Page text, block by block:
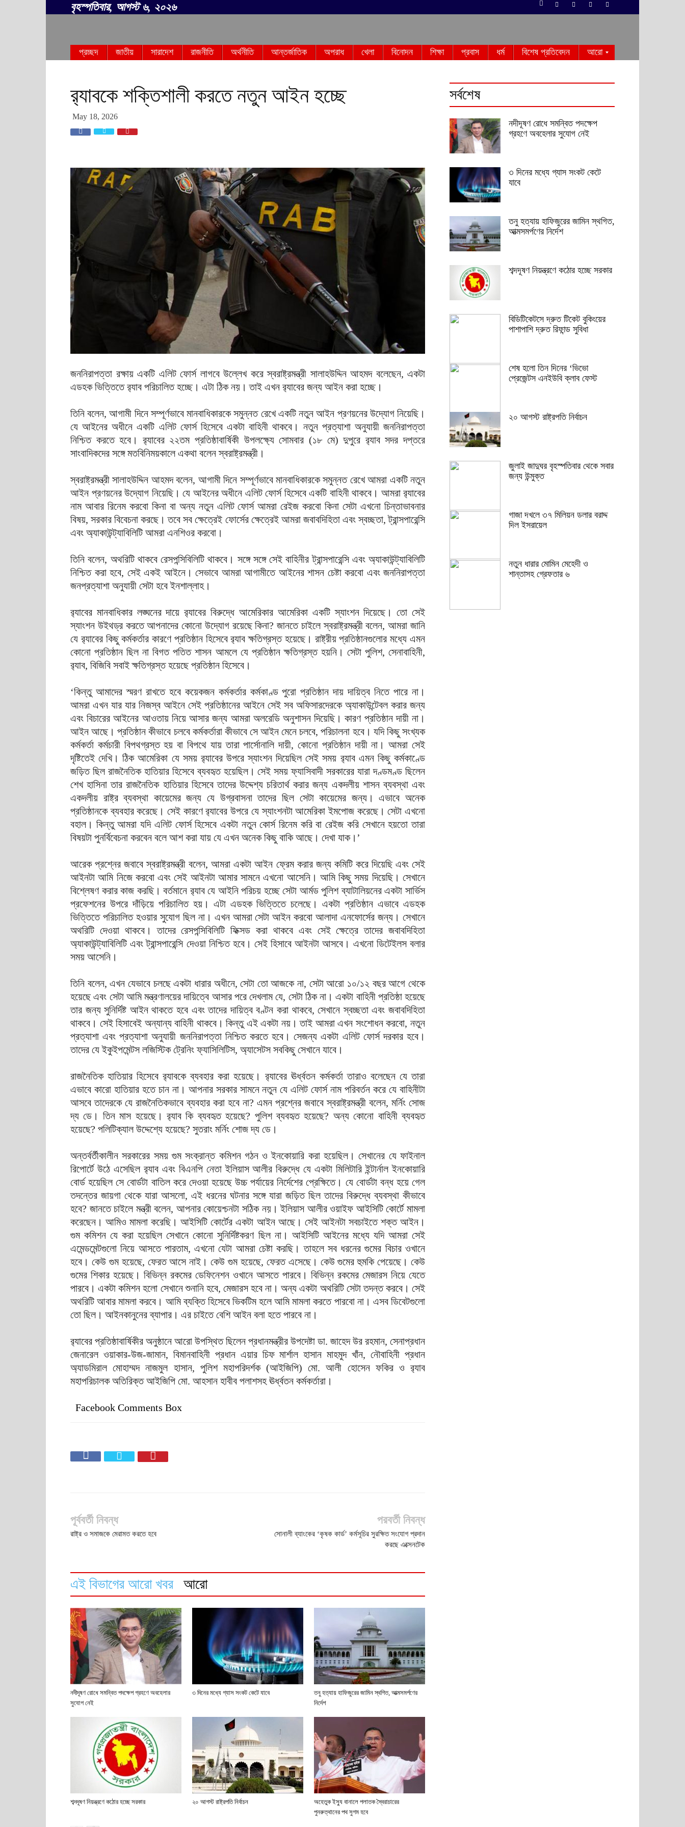
বৃহস্পতিবার, আগস্ট ৬, ২০২৬
বাংলা
প্রচ্ছদ জাতীয় সারাদেশ রাজনীতি অর্থনীতি আন্তর্জাতিক অপরাধ খেলা বিনোদন শিক্ষা প্রবাস ধর্ম বিশেষ প্রতিবেদন আরো
র‍্যাবকে শক্তিশালী করতে নতুন আইন হচ্ছে
May 18, 2026
জননিরাপত্তা রক্ষায় একটি এলিট ফোর্স লাগবে উল্লেখ করে স্বরাষ্ট্রমন্ত্রী সালাহউদ্দিন আহমদ বলেছেন, একটা
এডহক ভিত্তিতে র‍্যাব পরিচালিত হচ্ছে। এটা ঠিক নয়। তাই এখন র‍্যাবের জন্য আইন করা হচ্ছে।
তিনি বলেন, আগামী দিনে সম্পূর্ণভাবে মানবাধিকারকে সমুন্নত রেখে একটি নতুন আইন প্রণয়নের উদ্যোগ নিয়েছি।
যে আইনের অধীনে একটি এলিট ফোর্স হিসেবে একটা বাহিনী থাকবে। নতুন প্রত্যাশা অনুযায়ী জননিরাপত্তা
নিশ্চিত করতে হবে। র‌্যাবের ২২তম প্রতিষ্ঠাবার্ষিকী উপলক্ষ্যে সোমবার (১৮ মে) দুপুরে র‌্যাব সদর দপ্তরে
সাংবাদিকদের সঙ্গে মতবিনিময়কালে একথা বলেন স্বরাষ্ট্রমন্ত্রী।
স্বরাষ্ট্রমন্ত্রী সালাহউদ্দিন আহমদ বলেন, আগামী দিনে সম্পূর্ণভাবে মানবাধিকারকে সমুন্নত রেখে আমরা একটি নতুন
আইন প্রণয়নের উদ্যোগ নিয়েছি। যে আইনের অধীনে এলিট ফোর্স হিসেবে একটি বাহিনী থাকবে। আমরা র‍্যাবের
নাম আবার রিনেম করবো কিনা বা অন্য নতুন এলিট ফোর্স আমরা রেইজ করবো কিনা সেটা এখনো চিন্তাভাবনার
বিষয়, সরকার বিবেচনা করছে। তবে সব ক্ষেত্রেই ফোর্সের ক্ষেত্রেই আমরা জবাবদিহিতা এবং স্বচ্ছতা, ট্রান্সপারেন্সি
এবং অ্যাকাউন্ট্যাবিলিটি আমরা এনশিওর করবো।
তিনি বলেন, অথরিটি থাকবে রেসপন্সিবিলিটি থাকবে। সঙ্গে সঙ্গে সেই বাহিনীর ট্রান্সপারেন্সি এবং অ্যাকাউন্ট্যাবিলিটি
নিশ্চিত করা হবে, সেই একই আইনে। সেভাবে আমরা আগামীতে আইনের শাসন চেষ্টা করবো এবং জননিরাপত্তা
জনপ্রত্যাশা অনুযায়ী সেটা হবে ইনশাল্লাহ।
র‍্যাবের মানবাধিকার লঙ্ঘনের দায়ে র‍্যাবের বিরুদ্ধে আমেরিকার আমেরিকা একটি স্যাংশন দিয়েছে। তো সেই
স্যাংশন উইথড্র করতে আপনাদের কোনো উদ্যোগ রয়েছে কিনা? জানতে চাইলে স্বরাষ্ট্রমন্ত্রী বলেন, আমরা জানি
যে র‍্যাবের কিছু কর্মকর্তার কারণে প্রতিষ্ঠান হিসেবে র‍্যাব ক্ষতিগ্রস্ত হয়েছে। রাষ্ট্রীয় প্রতিষ্ঠানগুলোর মধ্যে এমন
কোনো প্রতিষ্ঠান ছিল না বিগত পতিত শাসন আমলে যে প্রতিষ্ঠান ক্ষতিগ্রস্ত হয়নি। সেটা পুলিশ, সেনাবাহিনী,
র‍্যাব, বিজিবি সবাই ক্ষতিগ্রস্ত হয়েছে প্রতিষ্ঠান হিসেবে।
‘কিন্তু আমাদের স্মরণ রাখতে হবে কয়েকজন কর্মকর্তার কর্মকাণ্ড পুরো প্রতিষ্ঠান দায় দায়িত্ব নিতে পারে না।
আমরা এখন যার যার নিজস্ব আইনে সেই প্রতিষ্ঠানের আইনে সেই সব অফিসারদেরকে অ্যাকাউন্টেবল করার জন্য
এবং বিচারের আইনের আওতায় নিয়ে আসার জন্য আমরা অলরেডি অনুশাসন দিয়েছি। কারণ প্রতিষ্ঠান দায়ী না।
আইন আছে। প্রতিষ্ঠান কীভাবে চলবে কর্মকর্তারা কীভাবে সে আইন মেনে চলবে, পরিচালনা হবে। যদি কিছু সংখ্যক
কর্মকর্তা কর্মচারী বিপথগ্রস্ত হয় বা বিপথে যায় তারা পার্সোনালি দায়ী, কোনো প্রতিষ্ঠান দায়ী না। আমরা সেই
দৃষ্টিতেই দেখি। ঠিক আমেরিকা যে সময় র‍্যাবের উপরে স্যাংশন দিয়েছিল সেই সময় র‍্যাব এমন কিছু কর্মকাণ্ডে
জড়িত ছিল রাজনৈতিক হাতিয়ার হিসেবে ব্যবহৃত হয়েছিল। সেই সময় ফ্যাসিবাদী সরকারের যারা দণ্ডমণ্ড ছিলেন
শেখ হাসিনা তার রাজনৈতিক হাতিয়ার হিসেবে তাদের উদ্দেশ্য চরিতার্থ করার জন্য একদলীয় শাসন ব্যবস্থা এবং
একদলীয় রাষ্ট্র ব্যবস্থা কায়েমের জন্য যে উগ্রবাসনা তাদের ছিল সেটা কায়েমের জন্য। এভাবে অনেক
প্রতিষ্ঠানকে ব্যবহার করেছে। সেই কারণে র‌্যাবের উপরে যে স্যাংশনটা আমেরিকা ইমপোজ করেছে। সেটা এখনো
বহাল। কিন্তু আমরা যদি এলিট ফোর্স হিসেবে একটা নতুন কোর্স রিনেম করি বা রেইজ করি সেখানে হয়তো তারা
বিষয়টা পুনর্বিবেচনা করবেন বলে আশ করা যায় যে এখন অনেক কিছু বাকি আছে। দেখা যাক।’
আরেক প্রশ্নের জবাবে স্বরাষ্ট্রমন্ত্রী বলেন, আমরা একটা আইন ফ্রেম করার জন্য কমিটি করে দিয়েছি এবং সেই
আইনটা আমি নিজে করবো এবং সেই আইনটা আমার সামনে এখনো আসেনি। আমি কিছু সময় দিয়েছি। সেখানে
বিশ্লেষণ করার কাজ করছি। বর্তমানে র‍্যাব যে আইনি পরিচয় হচ্ছে সেটা আর্মড পুলিশ ব্যাটালিয়নের একটা সার্ভিস
প্রফেশনের উপরে দাঁড়িয়ে পরিচালিত হয়। এটা এডহক ভিত্তিতে চলেছে। একটা প্রতিষ্ঠান এভাবে এডহক
ভিত্তিতে পরিচালিত হওয়ার সুযোগ ছিল না। এখন আমরা সেটা আইন করবো আলাদা এনফোর্সের জন্য। সেখানে
অথরিটি দেওয়া থাকবে। তাদের রেসপন্সিবিলিটি ফিক্সড করা থাকবে এবং সেই ক্ষেত্রে তাদের জবাবদিহিতা
অ্যাকাউন্ট্যাবিলিটি এবং ট্রান্সপারেন্সি দেওয়া নিশ্চিত হবে। সেই হিসাবে আইনটা আসবে। এখনো ডিটেইলস বলার
সময় আসেনি।
তিনি বলেন, এখন যেভাবে চলছে একটা ধারার অধীনে, সেটা তো আজকে না, সেটা আরো ১০/১২ বছর আগে থেকে
হয়েছে এবং সেটা আমি মন্ত্রণালয়ের দায়িত্বে আসার পরে দেখলাম যে, সেটা ঠিক না। একটা বাহিনী প্রতিষ্ঠা হয়েছে
তার জন্য সুনির্দিষ্ট আইন থাকতে হবে এবং তাদের দায়িত্ব বণ্টন করা থাকবে, সেখানে স্বচ্ছতা এবং জবাবদিহিতা
থাকবে। সেই হিসাবেই অন্যান্য বাহিনী থাকবে। কিন্তু এই একটা নয়। তাই আমরা এখন সংশোধন করবো, নতুন
প্রত্যাশা এবং প্রত্যাশা অনুযায়ী জননিরাপত্তা নিশ্চিত করতে হবে। সেজন্য একটা এলিট ফোর্স দরকার হবে।
তাদের যে ইকুইপমেন্টস লজিস্টিক ট্রেনিং ফ্যাসিলিটিস, অ্যাসেটস সবকিছু সেখানে যাবে।
রাজনৈতিক হাতিয়ার হিসেবে র‍্যাবকে ব্যবহার করা হয়েছে। র‍্যাবের ঊর্ধ্বতন কর্মকর্তা তারাও বলেছেন যে তারা
এভাবে কারো হাতিয়ার হতে চান না। আপনার সরকার সামনে নতুন যে এলিট ফোর্স নাম পরিবর্তন করে যে বাহিনীটা
আসবে তাদেরকে যে রাজনৈতিকভাবে ব্যবহার করা হবে না? এমন প্রশ্নের জবাবে স্বরাষ্ট্রমন্ত্রী বলেন, মর্নিং সোজ
দ্য ডে। তিন মাস হয়েছে। র‍্যাব কি ব্যবহৃত হয়েছে? পুলিশ ব্যবহৃত হয়েছে? অন্য কোনো বাহিনী ব্যবহৃত
হয়েছে? পলিটিক্যাল উদ্দেশ্যে হয়েছে? সুতরাং মর্নিং শোজ দ্য ডে।
অন্তর্বর্তীকালীন সরকারের সময় গুম সংক্রান্ত কমিশন গঠন ও ইনকোয়ারি করা হয়েছিল। সেখানের যে ফাইনাল
রিপোর্টে উঠে এসেছিল র‍্যাব এবং বিএনপি নেতা ইলিয়াস আলীর বিরুদ্ধে যে একটা মিলিটারি ইন্টার্নাল ইনকোয়ারি
বোর্ড হয়েছিল সে বোর্ডটা বাতিল করে দেওয়া হয়েছে উচ্চ পর্যায়ের নির্দেশের প্রেক্ষিতে। যে বোর্ডটা বন্ধ হয়ে গেল
তদন্তের জায়গা থেকে যারা আসলো, এই ধরনের ঘটনার সঙ্গে যারা জড়িত ছিল তাদের বিরুদ্ধে ব্যবস্থা কীভাবে
হবে? জানতে চাইলে মন্ত্রী বলেন, আপনার কোয়েশ্চনটা সঠিক নয়। ইলিয়াস আলীর ওয়াইফ আইসিটি কোর্টে মামলা
করেছেন। আমিও মামলা করেছি। আইসিটি কোর্টের একটা আইন আছে। সেই আইনটা সবচাইতে শক্ত আইন।
গুম কমিশন যে করা হয়েছিল সেখানে কোনো সুনির্দিষ্টকরণ ছিল না। আইসিটি আইনের মধ্যে যদি আমরা সেই
এমেন্ডমেন্টগুলো নিয়ে আসতে পারতাম, এখনো যেটা আমরা চেষ্টা করছি। তাহলে সব ধরনের গুমের বিচার ওখানে
হবে। কেউ গুম হয়েছে, ফেরত আসে নাই। কেউ গুম হয়েছে, ফেরত এসেছে। কেউ গুমের হুমকি পেয়েছে। কেউ
গুমের শিকার হয়েছে। বিভিন্ন রকমের ডেফিনেশন ওখানে আসতে পারবে। বিভিন্ন রকমের মেজারস নিয়ে যেতে
পারবে। একটা কমিশন হলো সেখানে শুনানি হবে, মেজারস হবে না। অন্য একটা অথরিটি সেটা তদন্ত করবে। সেই
অথরিটি আবার মামলা করবে। আমি ব্যক্তি হিসেবে ভিকটিম হলে আমি মামলা করতে পারবো না। এসব ডিবেটগুলো
তো ছিল। আইনকানুনের ব্যাপার। এর চাইতে বেশি আইন বলা হতে পারবে না।
র‍্যাবের প্রতিষ্ঠাবার্ষিকীর অনুষ্ঠানে আরো উপস্থিত ছিলেন প্রধানমন্ত্রীর উপদেষ্টা ডা. জাহেদ উর রহমান, সেনাপ্রধান
জেনারেল ওয়াকার-উজ-জামান, বিমানবাহিনী প্রধান এয়ার চিফ মার্শাল হাসান মাহমুদ খাঁন, নৌবাহিনী প্রধান
অ্যাডমিরাল মোহাম্মদ নাজমুল হাসান, পুলিশ মহাপরিদর্শক (আইজিপি) মো. আলী হোসেন ফকির ও র‍্যাব
মহাপরিচালক অতিরিক্ত আইজিপি মো. আহসান হাবীব পলাশসহ ঊর্ধ্বতন কর্মকর্তারা।
Facebook Comments Box
পূর্ববর্তী নিবন্ধ
রাষ্ট্র ও সমাজকে মেরামত করতে হবে
পরবর্তী নিবন্ধ
সোনালী ব্যাংকের ‘কৃষক কার্ড’ কর্মসূচির সুরক্ষিত সংযোগ প্রদান
করছে এক্সেনটেক
এই বিভাগের আরো খবর আরো
নদীদূষণ রোধে সমন্বিত পদক্ষেপ গ্রহণে অবহেলার
সুযোগ নেই
৩ দিনের মধ্যে গ্যাস সংকট কেটে যাবে
তনু হত্যায় হাফিজুরের জামিন স্থগিত, আত্মসমর্পণের
নির্দেশ
শব্দদূষণ নিয়ন্ত্রণে কঠোর হচ্ছে সরকার ২০ আগস্ট রাষ্ট্রপতি নির্বাচন
অহেতুক ইস্যু বানালে পলাতক স্বৈরাচারের
পুনরুত্থানের পথ সুগম হবে
সর্বশেষ
নদীদূষণ রোধে সমন্বিত পদক্ষেপ
গ্রহণে অবহেলার সুযোগ নেই
৩ দিনের মধ্যে গ্যাস সংকট কেটে
যাবে
তনু হত্যায় হাফিজুরের জামিন স্থগিত,
আত্মসমর্পণের নির্দেশ
শব্দদূষণ নিয়ন্ত্রণে কঠোর হচ্ছে সরকার
বিডিটিকেটসে দ্রুত টিকেট বুকিংয়ের
পাশাপাশি দ্রুত রিফান্ড সুবিধা
শেষ হলো তিন দিনের ‘ভিভো
প্রেজেন্টস এনইউবি ক্লাব ফেস্ট
২০ আগস্ট রাষ্ট্রপতি নির্বাচন
জুলাই জাদুঘর বৃহস্পতিবার থেকে সবার
জন্য উন্মুক্ত
গাজা দখলে ৩৭ মিলিয়ন ডলার বরাদ্দ
দিল ইসরায়েল
নতুন ধারার মোমিন মেহেদী ও
শান্তাসহ গ্রেফতার ৬